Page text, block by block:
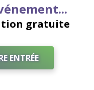
gratuite
ENTRÉE